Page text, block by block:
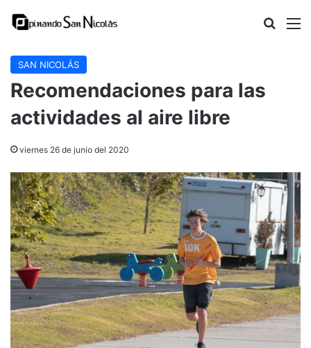
Buscar
SAN NICOLÁS
Recomendaciones para las
actividades al aire libre
viernes 26 de junio del 2020